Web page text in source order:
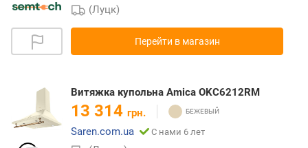
(Луцк)
Перейти в магазин
Витяжка купольна Amica OKC6212RM
13 314 грн.
Saren.com.ua
С нами 6 лет